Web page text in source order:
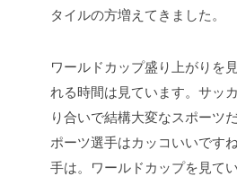
タイルの方増えてきました。
ワールドカップ盛り上がりを
れる時間は見ています。サッ
り合いで結構大変なスポーツ
ポーツ選手はカッコいいです
手は。ワールドカップを見て